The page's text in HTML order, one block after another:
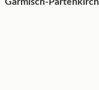
Garmisch-